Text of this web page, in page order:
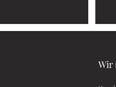
Wir